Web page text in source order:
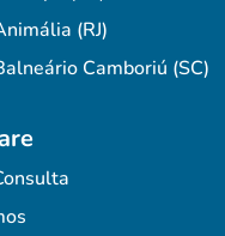
(RJ)
Camboriú (SC)